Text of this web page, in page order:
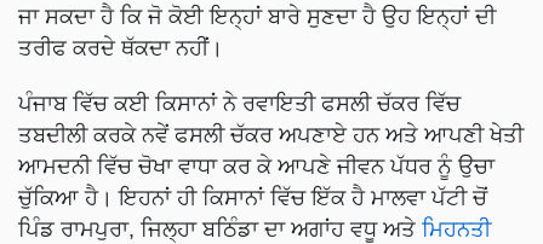
ਜਾ ਸਕਦਾ ਹੈ ਕਿ ਜੋ ਕੋਈ ਇਨ੍ਹਾਂ ਬਾਰੇ ਸੁਣਦਾ ਹੈ ਉਹ ਇਨ੍ਹਾਂ ਦੀ
ਤਰੀਫ ਕਰਦੇ ਥੱਕਦਾ ਨਹੀਂ।
ਪੰਜਾਬ ਵਿੱਚ ਕਈ ਕਿਸਾਨਾਂ ਨੇ ਰਵਾਇਤੀ ਫਸਲੀ ਚੱਕਰ ਵਿੱਚ
ਤਬਦੀਲੀ ਕਰਕੇ ਨਵੇਂ ਫਸਲੀ ਚੱਕਰ ਅਪਣਾਏ ਹਨ ਅਤੇ ਆਪਣੀ ਖੇਤੀ
ਆਮਦਨੀ ਵਿੱਚ ਚੋਖਾ ਵਾਧਾ ਕਰ ਕੇ ਆਪਣੇ ਜੀਵਨ ਪੱਧਰ ਨੂੰ ਉਚਾ
ਚੁੱਕਿਆ ਹੈ। ਇਹਨਾਂ ਹੀ ਕਿਸਾਨਾਂ ਵਿੱਚ ਇੱਕ ਹੈ ਮਾਲਵਾ ਪੱਟੀ ਚੋਂ
ਪਿੰਡ ਰਾਮਪੁਰਾ, ਜਿਲ੍ਹਾ ਬਠਿੰਡਾ ਦਾ ਅਗਾਂਹ ਵਧੂ ਅਤੇ ਮਿਹਨਤੀ